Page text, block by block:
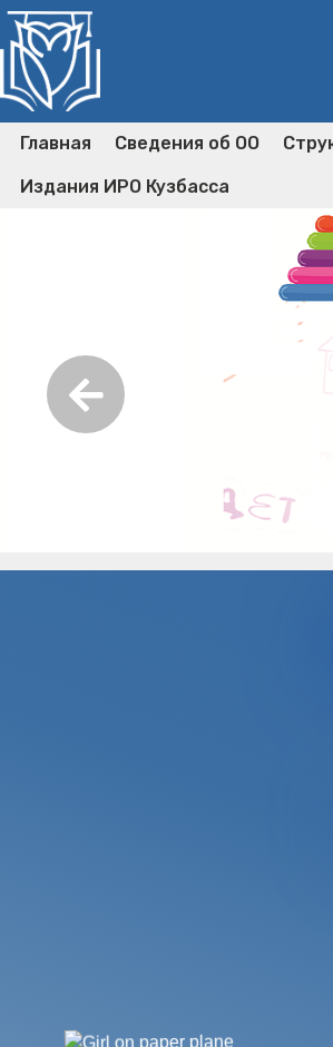
Главная Сведения об ОО
Издания ИРО Кузбасса
Предыдущий